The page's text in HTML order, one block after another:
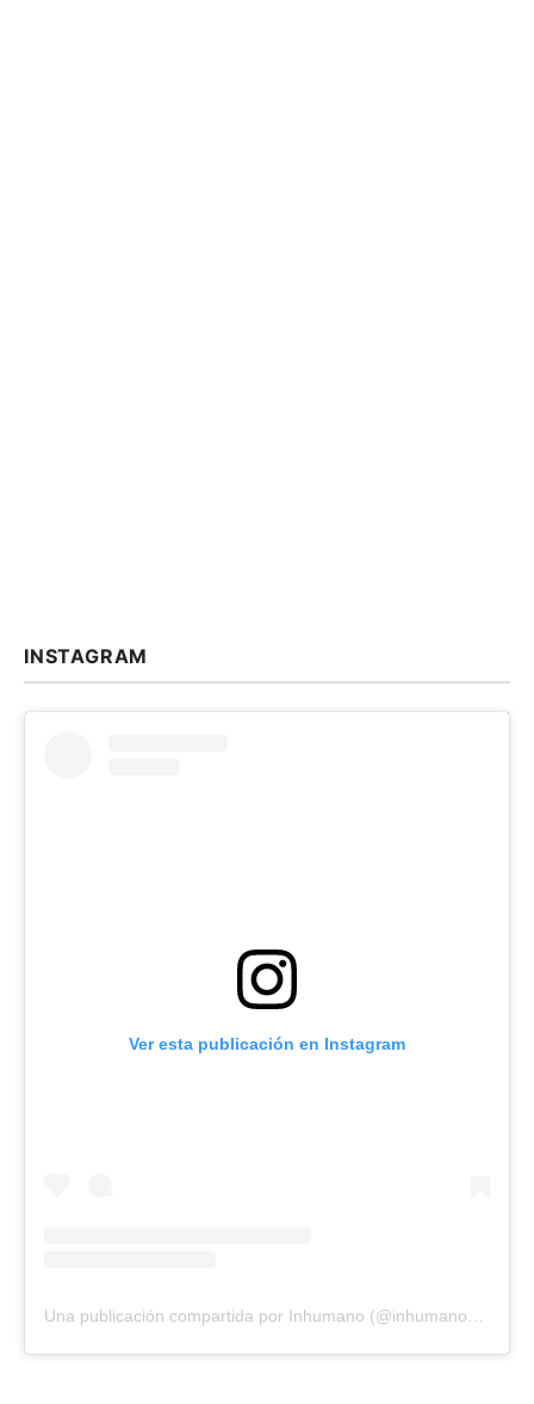
INSTAGRAM
Ver esta publicación en Instagram